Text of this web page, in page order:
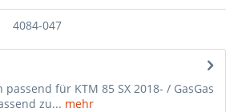
4084-047
für KTM 85 SX 2018- / GasGas
zu... mehr